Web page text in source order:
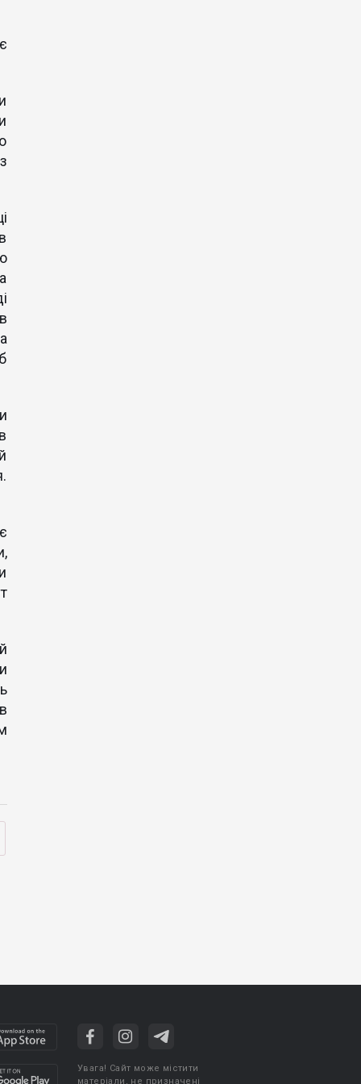
Увага! Сайт може містити
матеріали, не призначені